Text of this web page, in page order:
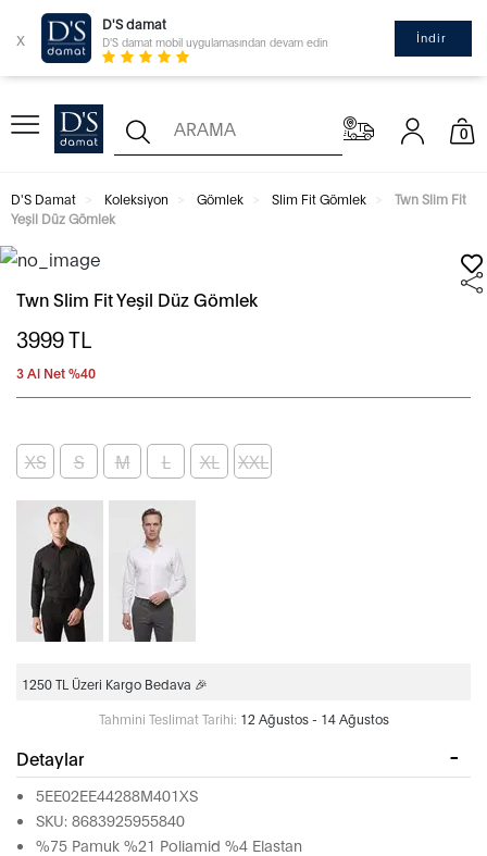
x
D'S damat
D'S damat mobil uygulamasından devam edin İndir
0
D'S Damat Koleksiyon Gömlek Slim Fit Gömlek
Twn Slim Fit
Yeşil Düz Gömlek
Twn Slim Fit Yeşil Düz Gömlek
3999TL
3 Al Net %40
XS S M L XL XXL
1250 TL Üzeri Kargo Bedava 🎉
Tahmini Teslimat Tarihi: 12 Ağustos - 14 Ağustos
Detaylar
5EE02EE44288M401XS
SKU: 8683925955840
%75 Pamuk %21 Poliamid %4 Elastan